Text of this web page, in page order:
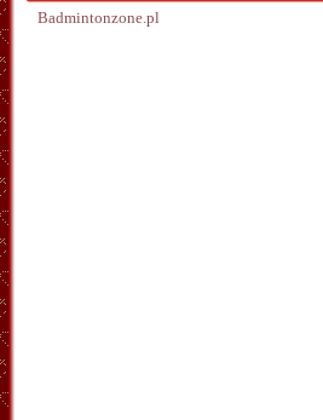
Badmintonzone.pl